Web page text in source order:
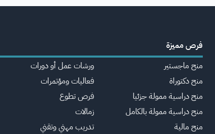
فرص مميزة
منح ماجستير
منح دكتوراة
منح دراسية ممولة جزئيا
منح دراسية ممولة بالكامل
منح مالية
ورشات عمل أو دورات
فعاليات ومؤتمرات
فرص تطوع
زمالات
تدريب مهني وتقني